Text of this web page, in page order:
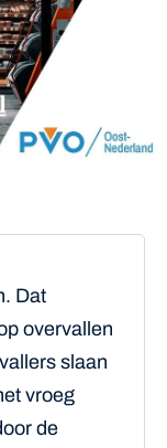
Dat
overvallen
slaan
vroeg
de